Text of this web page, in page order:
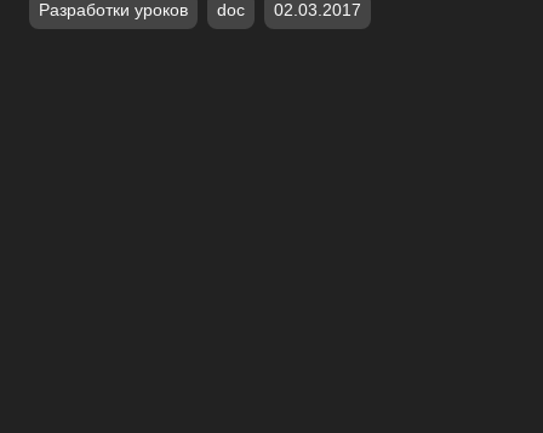
Разработки уроков doc 02.03.2017